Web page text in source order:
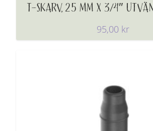
T-SKARV, 25 MM X 3/4″
95,00 kr